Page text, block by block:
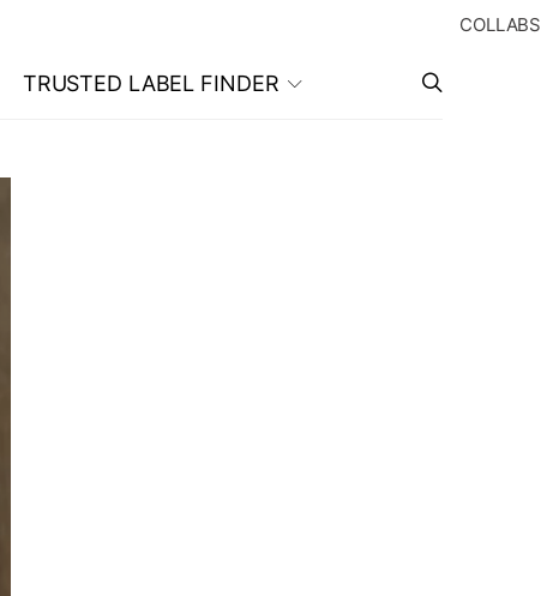
COLLABS
TRUSTED LABEL FINDER